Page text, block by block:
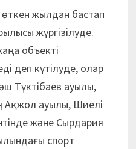
жылдан бастап
жүргізілуде.
объекті
деп күтілуде, олар
Түктібаев ауылы,
Ақжол ауылы, Шиелі
және Сырдария
спорт